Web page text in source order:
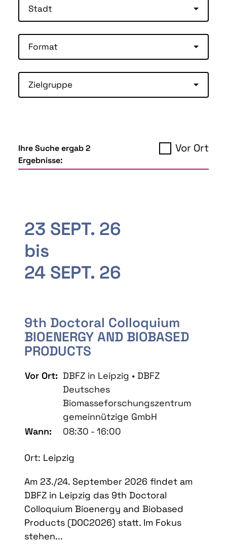
Stadt
Format
Zielgruppe
Ihre Suche ergab 2
Ergebnisse:
Vor Ort
23 SEPT. 26
bis
24 SEPT. 26
9th Doctoral Colloquium
BIOENERGY AND BIOBASED
PRODUCTS
Vor Ort: DBFZ in Leipzig • DBFZ
Deutsches
Biomasseforschungszentrum
gemeinnützige GmbH
Wann:
08:30 - 16:00
Ort: Leipzig
Am 23./24. September 2026 findet am
DBFZ in Leipzig das 9th Doctoral
Colloquium Bioenergy and Biobased
Products (DOC2026) statt. Im Fokus
stehen...